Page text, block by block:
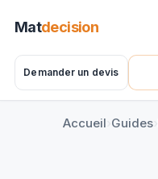
Matdecision
Demander un devis
(nouvel onglet)
Accueil Guides